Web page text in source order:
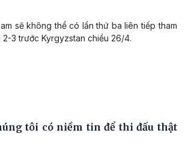
sẽ không thể có lần thứ ba liên tiếp tham
3 trước Kyrgyzstan chiều 26/4.
tôi có niềm tin để thi đấu thật